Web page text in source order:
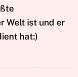
Welt ist und er
hat:)